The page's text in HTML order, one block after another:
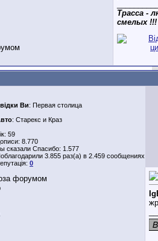
Трасса -
смелых !!!
Ви: Первая столица
: Старекс и Краз
59
8.770
сказали Спасибо: 1.577
3.855 раз(а) в 2.459 сообщениях
0